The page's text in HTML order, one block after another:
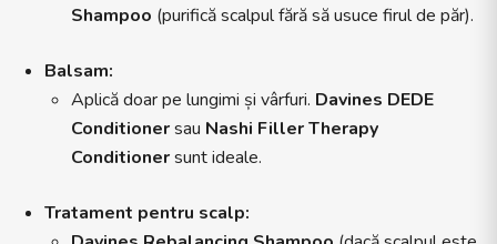
Shampoo (purifică scalpul fără să usuce firul de păr).
Balsam:
Aplică doar pe lungimi și vârfuri. Davines DEDE
Conditionersau Nashi Filler Therapy
Conditionersunt ideale.
Tratament pentru scalp: